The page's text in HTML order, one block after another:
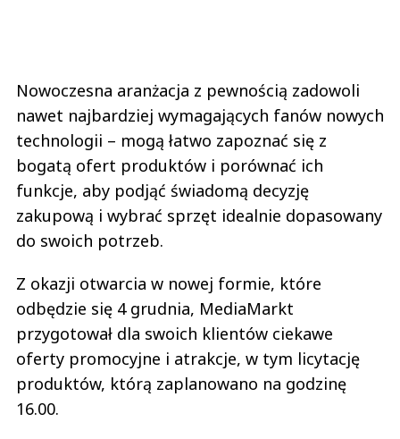
Nowoczesna aranżacja z pewnością zadowoli
nawet najbardziej wymagających fanów nowych
technologii – mogą łatwo zapoznać się z
bogatą ofert produktów i porównać ich
funkcje, aby podjąć świadomą decyzję
zakupową i wybrać sprzęt idealnie dopasowany
do swoich potrzeb.
Z okazji otwarcia w nowej formie, które
odbędzie się 4 grudnia, MediaMarkt
przygotował dla swoich klientów ciekawe
oferty promocyjne i atrakcje, w tym licytację
produktów, którą zaplanowano na godzinę
16.00.